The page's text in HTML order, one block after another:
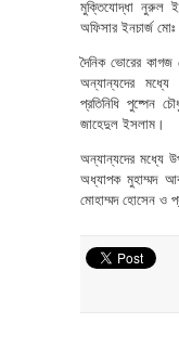
মুক্তিযোদ্ধা নুরুল
অফিসার ইনচার্জ মোঃ
দৈনিক ভোরের কাগজ
অন্যান্যদের
প্রতিনিধি পুষ্পেন
জাহেদুল ইসলাম।
অন্যান্যদের মধ্যে
অধ্যাপক মুহাম্মদ
মোহাম্মদ হোসেন ও